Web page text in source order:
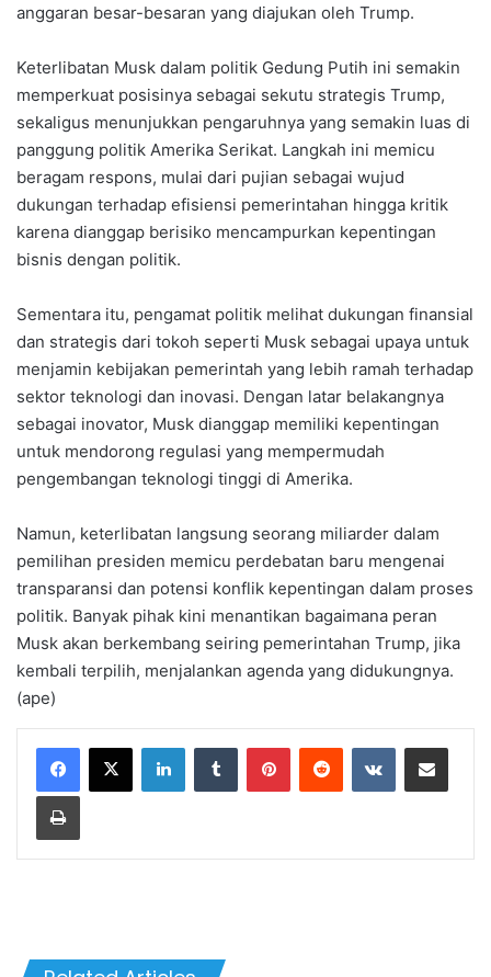
anggaran besar-besaran yang diajukan oleh Trump.
Keterlibatan Musk dalam politik Gedung Putih ini semakin
memperkuat posisinya sebagai sekutu strategis Trump,
sekaligus menunjukkan pengaruhnya yang semakin luas di
panggung politik Amerika Serikat. Langkah ini memicu
beragam respons, mulai dari pujian sebagai wujud
dukungan terhadap efisiensi pemerintahan hingga kritik
karena dianggap berisiko mencampurkan kepentingan
bisnis dengan politik.
Sementara itu, pengamat politik melihat dukungan finansial
dan strategis dari tokoh seperti Musk sebagai upaya untuk
menjamin kebijakan pemerintah yang lebih ramah terhadap
sektor teknologi dan inovasi. Dengan latar belakangnya
sebagai inovator, Musk dianggap memiliki kepentingan
untuk mendorong regulasi yang mempermudah
pengembangan teknologi tinggi di Amerika.
Namun, keterlibatan langsung seorang miliarder dalam
pemilihan presiden memicu perdebatan baru mengenai
transparansi dan potensi konflik kepentingan dalam proses
politik. Banyak pihak kini menantikan bagaimana peran
Musk akan berkembang seiring pemerintahan Trump, jika
kembali terpilih, menjalankan agenda yang didukungnya.
(ape)
LinkedInTumblr PinterestReddit VKontakteShare via Email
Print